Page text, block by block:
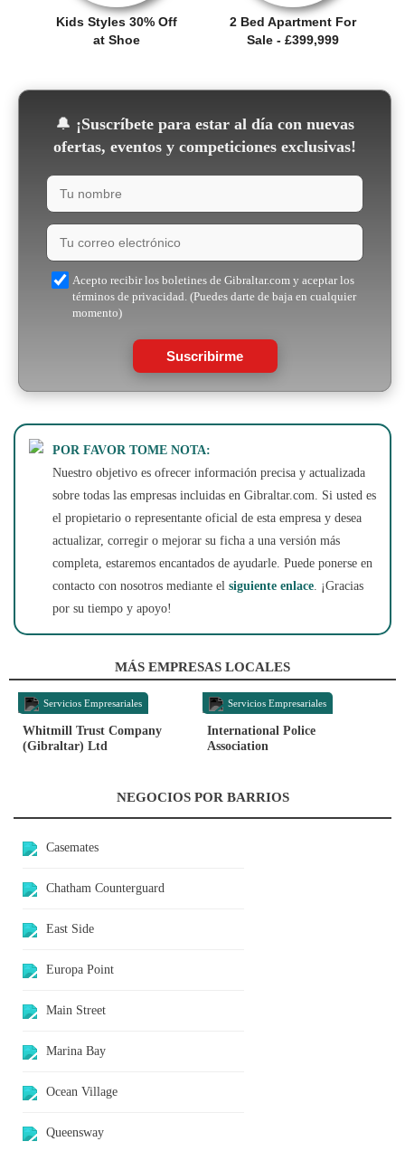
Kids Styles 30% Off
at Shoe
2 Bed Apartment For
Sale - £399,999
🔔 ¡Suscríbete para estar al día con nuevas
ofertas, eventos y competiciones exclusivas!
Acepto recibir los boletines de Gibraltar.com y aceptar los
términos de privacidad. (Puedes darte de baja en cualquier
momento)
Suscribirme
POR FAVOR TOME NOTA:
Nuestro objetivo es ofrecer información precisa y actualizada
sobre todas las empresas incluidas en Gibraltar.com. Si usted es
el propietario o representante oficial de esta empresa y desea
actualizar, corregir o mejorar su ficha a una versión más
completa, estaremos encantados de ayudarle. Puede ponerse en
contacto con nosotros mediante el siguiente enlace. ¡Gracias
por su tiempo y apoyo!
MÁS EMPRESAS LOCALES
Servicios Empresariales
Whitmill Trust Company
(Gibraltar) Ltd
Servicios Empresariales
International Police
Association
NEGOCIOS POR BARRIOS
Casemates
Chatham Counterguard
East Side
Europa Point
Main Street
Marina Bay
Ocean Village
Queensway